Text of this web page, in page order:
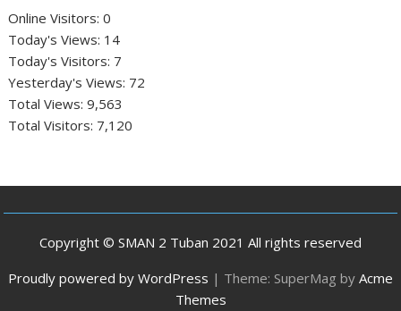
Online Visitors:0
Today's Views: 14
Today's Visitors: 7
Yesterday's Views: 72
Total Views:9,563
Total Visitors: 7,120
Copyright © SMAN 2 Tuban 2021 All rights reserved
Proudly powered by WordPress | Theme: SuperMag by Acme
Themes